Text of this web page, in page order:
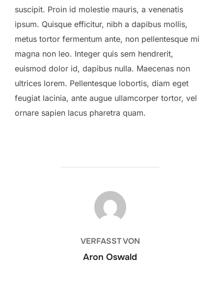
suscipit. Proin id molestie mauris, a venenatis
ipsum. Quisque efficitur, nibh a dapibus mollis,
metus tortor fermentum ante, non pellentesque mi
magna non leo. Integer quis sem hendrerit,
euismod dolor id, dapibus nulla. Maecenas non
ultrices lorem. Pellentesque lobortis, diam eget
feugiat lacinia, ante augue ullamcorper tortor, vel
ornare sapien lacus pharetra quam.
BEITRAGSAUTOR
VERFASST VON
Aron Oswald